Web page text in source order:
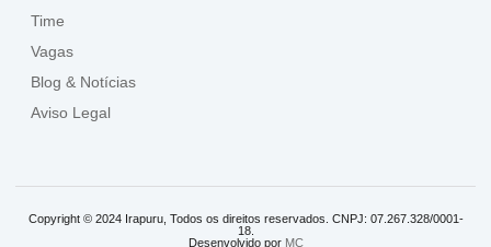
Time
Vagas
Blog & Notícias
Aviso Legal
Copyright © 2024 Irapuru, Todos os direitos reservados. CNPJ: 07.267.328/0001-
18.
Desenvolvido por MC